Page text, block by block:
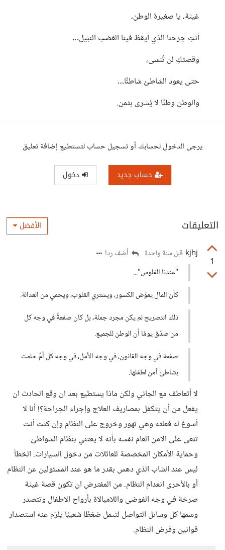
غيثة، يا صغيرة الوطن،
أنتِ جرحنا الذي أيقظ فينا الغضب النبيل…
وقصتكِ لن تُنسى،
حتى يعود الشاطئ شاطئًا…
والوطن وطنًا لا يُشرى بثمن.
يرجى الدخول لحسابك أو تسجيل حساب لتستطيع إضافة تعليق
حساب جديد دخول
التعليقات الأفضل
1
kjhj قبل سنة واحدة
أضف ردا
"عندنا الفلوس"...
كأن المال يعوّض الكسور، ويشتري القلوب، ويحمي من العدالة.
ذلك التصريح لم يكن مجرد جملة، بل كان صفعةً في وجه كل
من صدّق يومًا أن الوطن للجميع.
صفعة في وجه القانون، في وجه الأمل، في وجه كل أمٍّ حلمت
بشاطئ آمن لطفلها.
لا أتعاطف مع الجاني ولكن ماذا يستطيع بعد ان وقع الحادث ان
يفعل من أن يتكفل بمصاريف العلاج وإجراء الجراحة؟! أنا لا
أسوغ له فعلته وهي تهور وخروج على النظام وإن كنت أنت
تنعى على الامن العام نفسه بأنه لا يعتني بنظام الشواطئ
وحماية الأمكان المخصصة للعائلات من دخول السيارات. الخطأ
ليس عند الشاب الذي دهس بقدر ما هو عند المسئولين عن النظام
أو بالأحرى انعدام النظام. من المفترض ان تكون قصة غيثة
صرخة في وجه الفوضى واللامبالاة بأرواح الاطفال وتتصدر
وسمها كل وسائل التواصل لتثمل ضغطًا شعبيًا يلزم عنه استصدار
قوانين وفرض النظام.